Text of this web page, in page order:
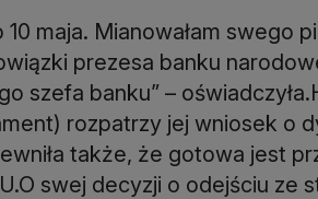
10 maja. Mianowałam swego
prezesa banku
szefa banku” –
rozpatrzy jej wniosek o
także, że gotowa jest
swej decyzji o odejściu ze